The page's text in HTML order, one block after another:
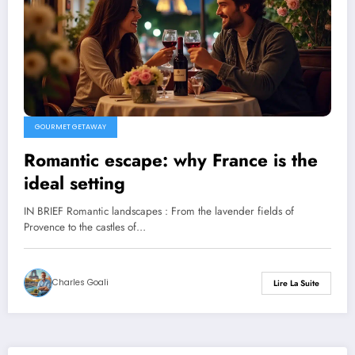
GOURMET GETAWAY
Romantic escape: why France is the
ideal setting
IN BRIEF Romantic landscapes : From the lavender fields of
Provence to the castles of…
Charles Goali Lire La Suite